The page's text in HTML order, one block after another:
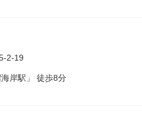
2-19
岸駅」 徒歩8分